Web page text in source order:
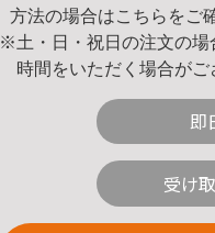
方法の場合はこちら をご
※土・日・祝日の注文の場
時間をいただく場合がご
即
受け